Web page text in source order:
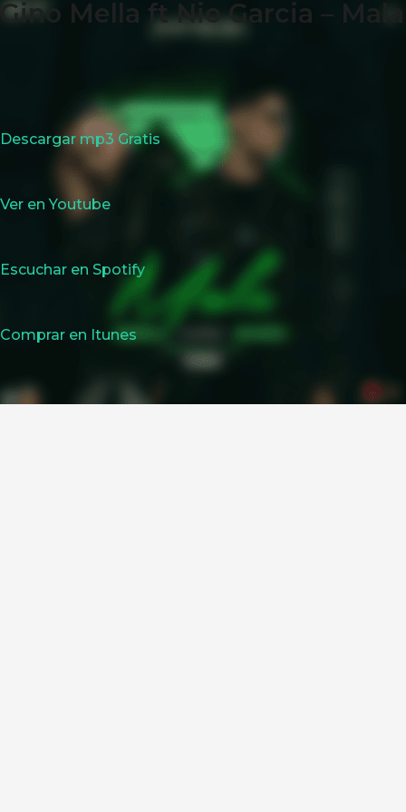
Gino Mella ft Nio Garcia – Mala
Descargar mp3 Gratis
Ver en Youtube
Escuchar en Spotify
Comprar en Itunes